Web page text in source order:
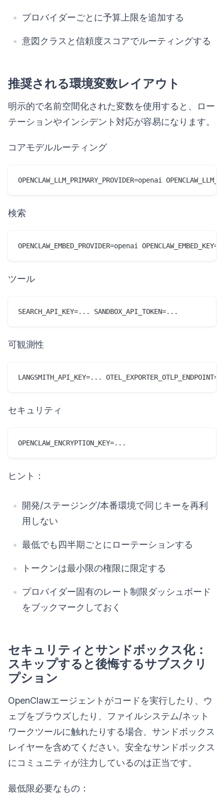
プロバイダーごとに予算上限を追加する
意図クラスと信頼度スコアでルーティングする
推奨される環境変数レイアウト
明示的で名前空間化された変数を使用すると、ロー
テーションやインシデント対応が容易になります。
コアモデルルーティング
OPENCLAW_LLM_PRIMARY_PROVIDER=openai
検索
OPENCLAW_EMBED_PROVIDER=openai
ツール
SEARCH_API_KEY=... SANDBOX_API_TOKEN=...
可観測性
LANGSMITH_API_KEY=...
セキュリティ
OPENCLAW_ENCRYPTION_KEY=...
ヒント：
開発/ステージング/本番環境で同じキーを再利
用しない
最低でも四半期ごとにローテーションする
トークンは最小限の権限に限定する
プロバイダー固有のレート制限ダッシュボード
をブックマークしておく
セキュリティとサンドボックス化：
スキップすると後悔するサブスクリ
プション
OpenClawエージェントがコードを実行したり、ウ
ェブをブラウズしたり、ファイルシステム/ネット
ワークツールに触れたりする場合、サンドボックス
レイヤーを含めてください。安全なサンドボックス
にコミュニティが注力しているのは正当です。
最低限必要なもの：